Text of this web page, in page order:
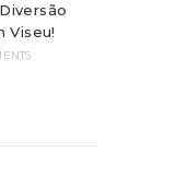
Viseu!